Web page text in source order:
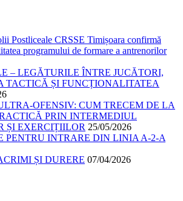
Postliceale CRSSE Timișoara confirmă
programului de formare a antrenorilor
– LEGĂTURILE ÎNTRE JUCĂTORI,
TACTICĂ ȘI FUNCȚIONALITATEA
OFENSIV: CUM TRECEM DE LA
PRIN INTERMEDIUL
ȘI EXERCIȚIILOR 25/05/2026
PENTRU INTRARE DIN LINIA A-2-A
ȘI DURERE 07/04/2026